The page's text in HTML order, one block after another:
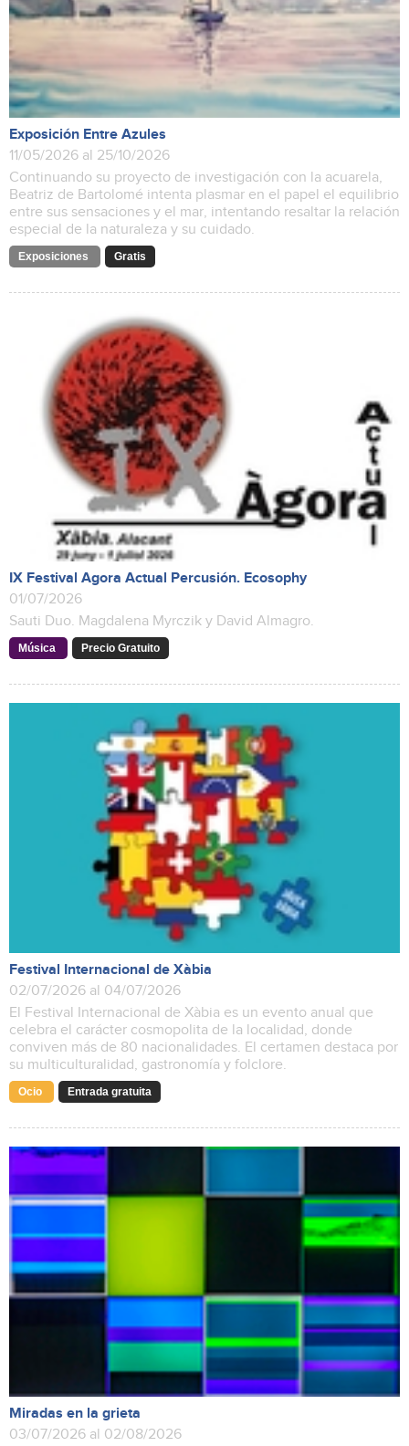
Exposición Entre Azules
11/05/2026 al 25/10/2026
Continuando su proyecto de investigación con la acuarela,
Beatriz de Bartolomé intenta plasmar en el papel el equilibrio
entre sus sensaciones y el mar, intentando resaltar la relación
especial de la naturaleza y su cuidado.
Exposiciones Gratis
IX Festival Agora Actual Percusión. Ecosophy
01/07/2026
Sauti Duo. Magdalena Myrczik y David Almagro.
Música Precio Gratuito
Festival Internacional de Xàbia
02/07/2026 al 04/07/2026
El Festival Internacional de Xàbia es un evento anual que
celebra el carácter cosmopolita de la localidad, donde
conviven más de 80 nacionalidades. El certamen destaca por
su multiculturalidad, gastronomía y folclore.
Ocio Entrada gratuita
Miradas en la grieta
03/07/2026 al 02/08/2026